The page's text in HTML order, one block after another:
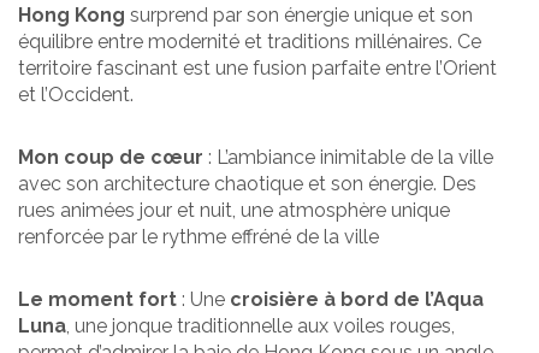
Hong Kong surprend par son énergie unique et son
équilibre entre modernité et traditions millénaires. Ce
territoire fascinant est une fusion parfaite entre l’Orient
et l’Occident.
Mon coup de cœur : L’ambiance inimitable de la ville
avec son architecture chaotique et son énergie. Des
rues animées jour et nuit, une atmosphère unique
renforcée par le rythme effréné de la ville
Le moment fort : Une croisière à bord de l’Aqua
Luna, une jonque traditionnelle aux voiles rouges,